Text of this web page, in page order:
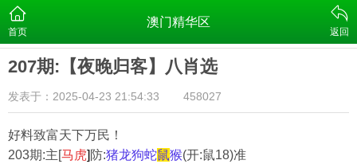
首页
澳门精华区
返回
207期:【夜晚归客】八肖选
发表于：2025-04-23 21:54:33 458027
好料致富天下万民！
203期:主[马虎] 防:猪龙狗蛇鼠猴(开:鼠18)准